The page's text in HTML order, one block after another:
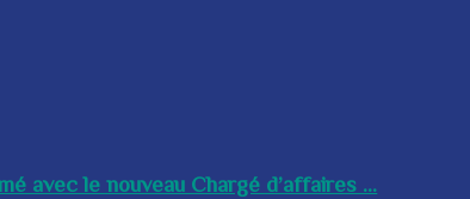
avec le nouveau Chargé d’affaires ...